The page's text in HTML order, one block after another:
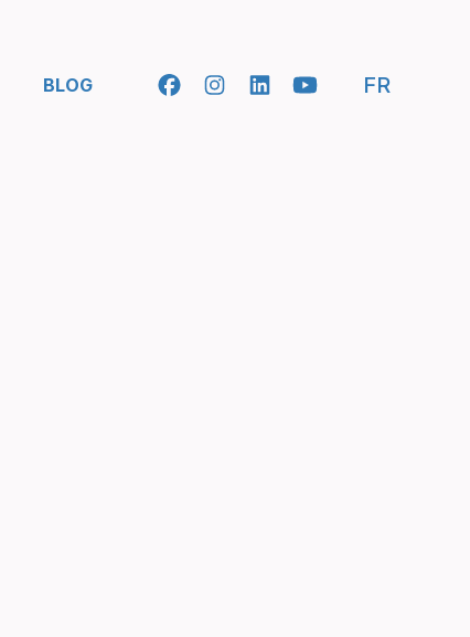
BLOG FR
-